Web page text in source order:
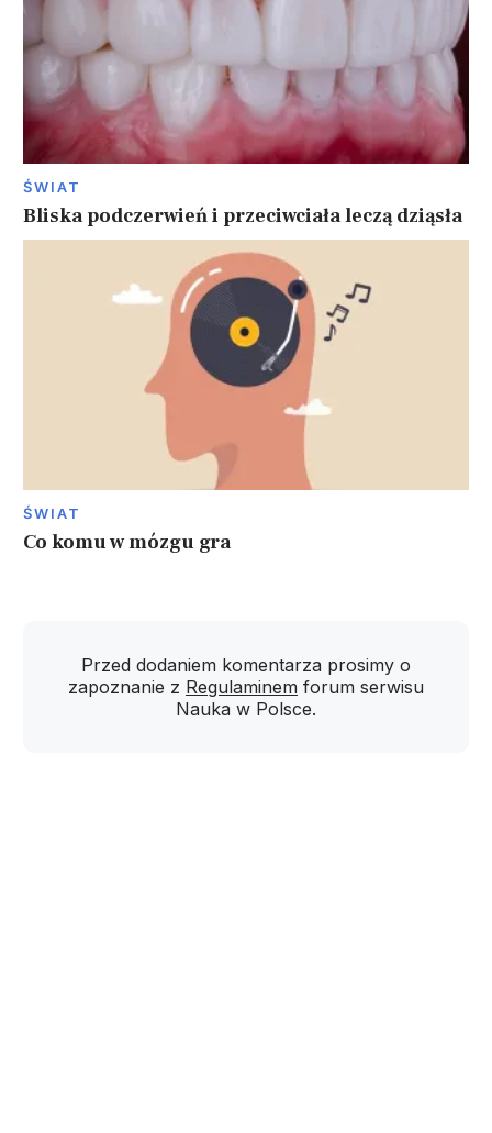
ŚWIAT
Bliska podczerwień i przeciwciała leczą dziąsła
ŚWIAT
Co komu w mózgu gra
Przed dodaniem komentarza prosimy o
zapoznanie z Regulaminem forum serwisu
Nauka w Polsce.